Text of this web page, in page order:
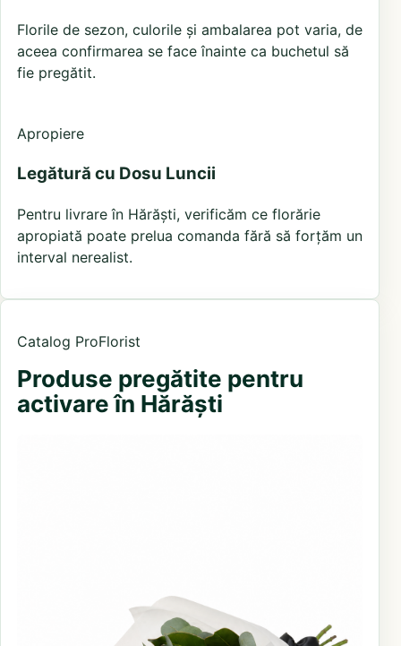
Florile de sezon, culorile și ambalarea pot varia, de
aceea confirmarea se face înainte ca buchetul să
fie pregătit.
Apropiere
Legătură cu Dosu Luncii
Pentru livrare în Hărăști, verificăm ce florărie
apropiată poate prelua comanda fără să forțăm un
interval nerealist.
Catalog ProFlorist
Produse pregătite pentru
activare în Hărăști